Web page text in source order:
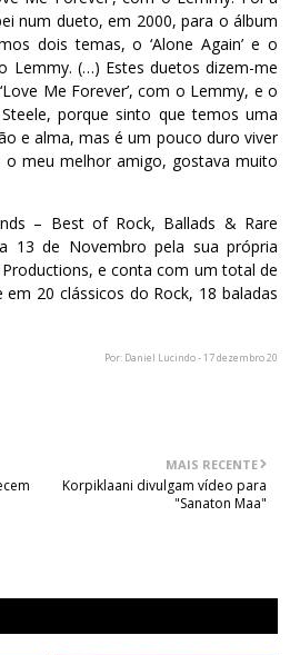
num dueto, em 2000, para o álbum
dois temas, o ‘Alone Again’ e o
Lemmy. (…) Estes duetos dizem-me
Me Forever’, com o Lemmy, e o
Steele, porque sinto que temos uma
e alma, mas é um pouco duro viver
o meu melhor amigo, gostava muito
– Best of Rock, Ballads & Rare
13 de Novembro pela sua própria
e conta com um total de
em 20 clássicos do Rock, 18 baladas
Por: Daniel Lucindo - 17 dezembro 20
MAIS RECENTE
Korpiklaani divulgam vídeo para
"Sanaton Maa"